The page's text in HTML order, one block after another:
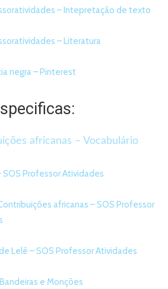
– Intepretação de texto
– Literatura
negra – Pinterest
africanas – Vocabulário
SOS Professor Atividades
africanas – SOS Professor
Lelê – SOS Professor Atividades
e Monções